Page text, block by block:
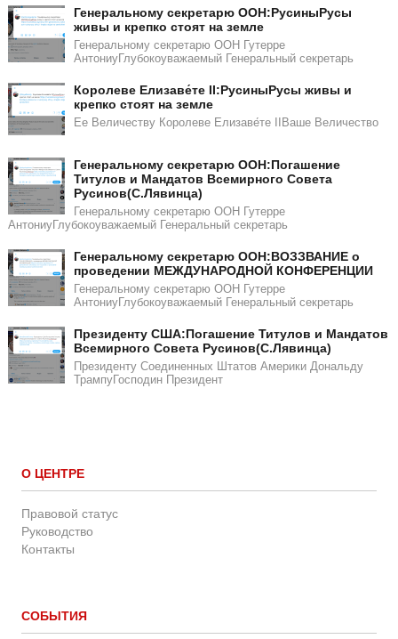
Генеральному секретарю ООН:РусиныРусы
живы и крепко стоят на земле
Генеральному секретарю ООН Гутерре
АнтониуГлубокоуважаемый Генеральный секретарь
Королеве Елизаве́те II:РусиныРусы живы и
крепко стоят на земле
Ее Величеству Королеве Елизаве́те IIВаше Величество
Генеральному секретарю ООН:Погашение
Титулов и Мандатов Всемирного Совета
Русинов(С.Лявинца)​​
Генеральному секретарю ООН Гутерре
АнтониуГлубокоуважаемый Генеральный секретарь
Генеральному секретарю ООН:ВОЗЗВАНИЕ о
проведении МЕЖДУНАРОДНОЙ КОНФЕРЕНЦИИ
Генеральному секретарю ООН Гутерре
АнтониуГлубокоуважаемый Генеральный секретарь
​​Президенту США:Погашение Титулов и Мандатов
Всемирного Совета Русинов(С.Лявинца)​
Президенту Соединенных Штатов Америки Дональду
ТрампуГосподин Пpeзидeнт
О ЦЕНТРЕ
Правовой статус
Руководство
Контакты
СОБЫТИЯ